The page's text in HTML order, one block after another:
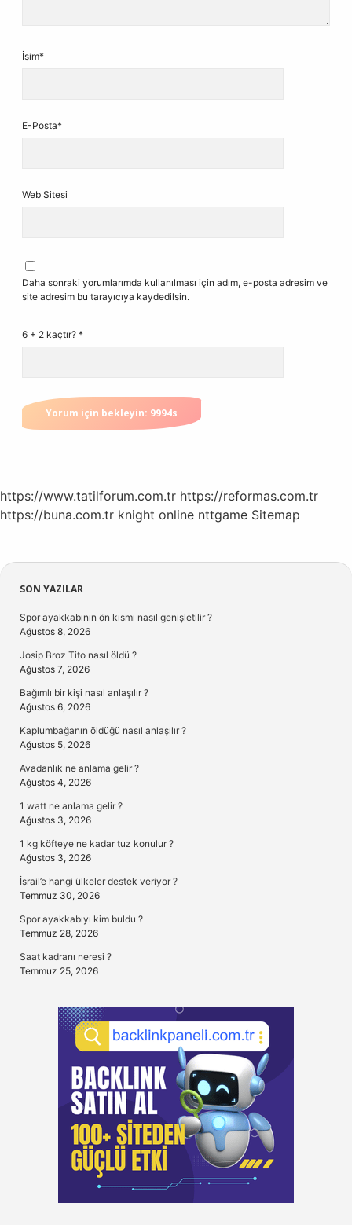
İsim*
E-Posta*
Web Sitesi
Daha sonraki yorumlarımda kullanılması için adım, e-posta adresim ve
site adresim bu tarayıcıya kaydedilsin.
6 + 2 kaçtır? *
https://www.tatilforum.com.tr https://reformas.com.tr
https://buna.com.tr knight online nttgame Sitemap
Sidebar
SON YAZILAR
Spor ayakkabının ön kısmı nasıl genişletilir ?
Ağustos 8, 2026
Josip Broz Tito nasıl öldü ?
Ağustos 7, 2026
Bağımlı bir kişi nasıl anlaşılır ?
Ağustos 6, 2026
Kaplumbağanın öldüğü nasıl anlaşılır ?
Ağustos 5, 2026
Avadanlık ne anlama gelir ?
Ağustos 4, 2026
1 watt ne anlama gelir ?
Ağustos 3, 2026
1 kg köfteye ne kadar tuz konulur ?
Ağustos 3, 2026
İsrail’e hangi ülkeler destek veriyor ?
Temmuz 30, 2026
Spor ayakkabıyı kim buldu ?
Temmuz 28, 2026
Saat kadranı neresi ?
Temmuz 25, 2026